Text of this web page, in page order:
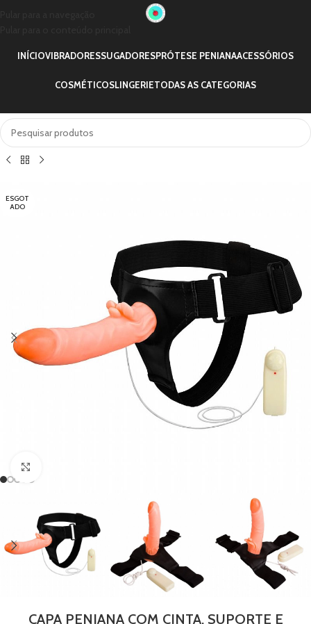
INÍCIOVIBRADORESSUGADORESPRÓTESE PENIANAACESSÓRIOS
COSMÉTICOSLINGERIETODAS AS CATEGORIAS
ESGOT
ADO
CAPA PENIANA COM CINTA, SUPORTE E